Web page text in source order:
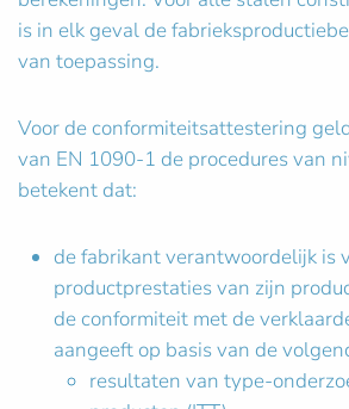
is in elk geval de
van toepassing.
Voor de conformiteitsattestering
van EN 1090-1 de procedures van
betekent dat:
de fabrikant verantwoordelijk is
productprestaties van zijn
de conformiteit met de
aangeeft op basis van de
resultaten van type-